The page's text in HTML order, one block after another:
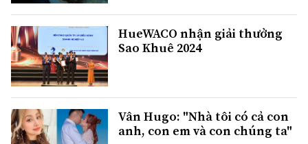
HueWACO nhận giải thưởng
Sao Khuê 2024
Vân Hugo: "Nhà tôi có cả con
anh, con em và con chúng ta"